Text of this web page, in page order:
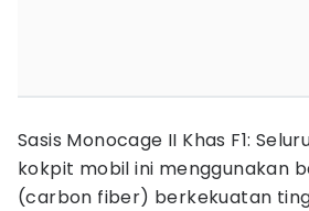
Sasis Monocage II Khas F1:
kokpit mobil ini menggunakan
(carbon fiber) berkekuatan